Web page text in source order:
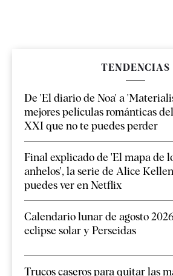
TENDENCIAS
De 'El diario de Noa' a
mejores películas románticas
XXI que no te puedes perder
Final explicado de 'El mapa de
anhelos', la serie de Alice
puedes ver en Netflix
Calendario lunar de agosto
eclipse solar y Perseidas
Trucos caseros para quitar las